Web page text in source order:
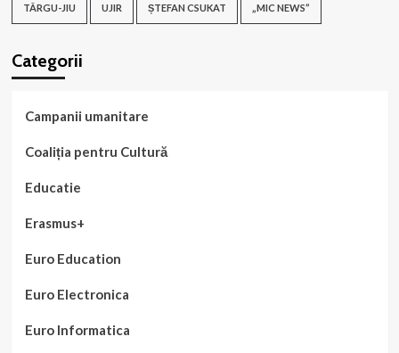
TÂRGU-JIU UJIR ȘTEFAN CSUKAT „MIC NEWS”
Categorii
Campanii umanitare
Coaliția pentru Cultură
Educatie
Erasmus+
Euro Education
Euro Electronica
Euro Informatica